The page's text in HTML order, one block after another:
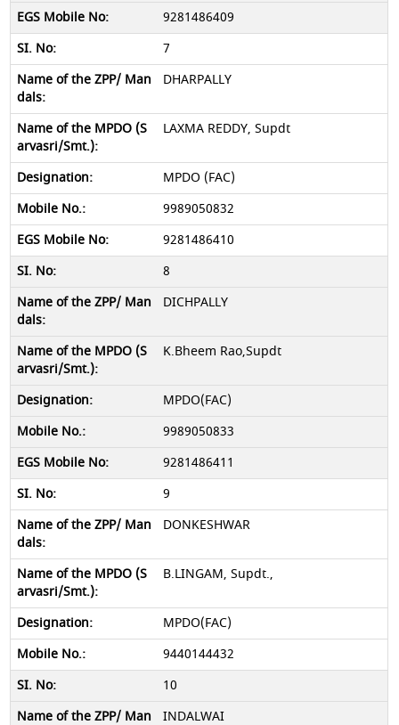
9281486409
7
DHARPALLY
LAXMA REDDY, Supdt
MPDO (FAC)
9989050832
9281486410
8
DICHPALLY
K.Bheem Rao,Supdt
MPDO(FAC)
9989050833
9281486411
9
DONKESHWAR
B.LINGAM, Supdt.,
MPDO(FAC)
9440144432
10
INDALWAI